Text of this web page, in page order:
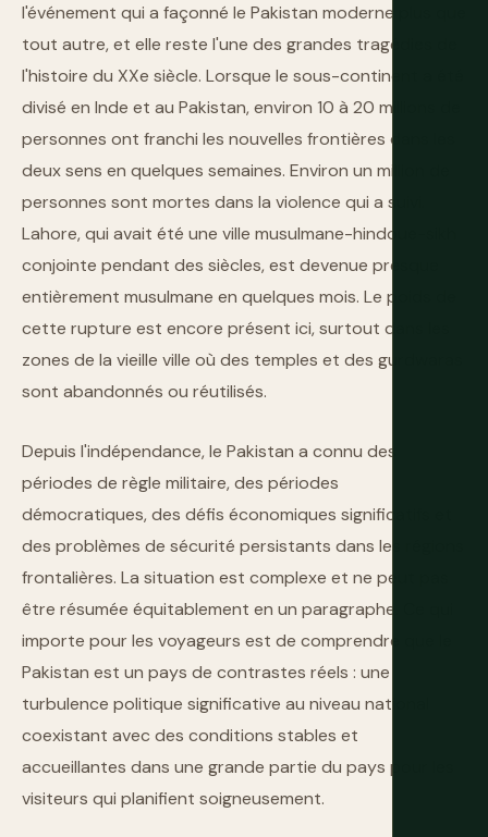
l'événement qui a façonné le Pakistan moderne plus que
tout autre, et elle reste l'une des grandes tragédies de
l'histoire du XXe siècle. Lorsque le sous-continent a été
divisé en Inde et au Pakistan, environ 10 à 20 millions de
personnes ont franchi les nouvelles frontières dans les
deux sens en quelques semaines. Environ un million de
personnes sont mortes dans la violence qui a suivi.
Lahore, qui avait été une ville musulmane-hindoue-sikh
conjointe pendant des siècles, est devenue presque
entièrement musulmane en quelques mois. Le poids de
cette rupture est encore présent ici, surtout dans les
zones de la vieille ville où des temples et des gurdwaras
sont abandonnés ou réutilisés.
Depuis l'indépendance, le Pakistan a connu des
périodes de règle militaire, des périodes
démocratiques, des défis économiques significatifs et
des problèmes de sécurité persistants dans les régions
frontalières. La situation est complexe et ne peut pas
être résumée équitablement en un paragraphe. Ce qui
importe pour les voyageurs est de comprendre que le
Pakistan est un pays de contrastes réels : une
turbulence politique significative au niveau national
coexistant avec des conditions stables et
accueillantes dans une grande partie du pays pour les
visiteurs qui planifient soigneusement.